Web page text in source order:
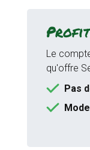
Le
qu'offre
Pas